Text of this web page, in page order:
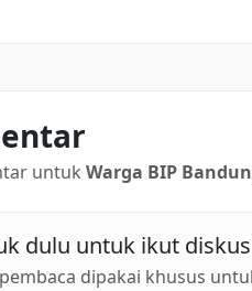
untuk Warga BIP
dulu untuk ikut
dipakai khusus